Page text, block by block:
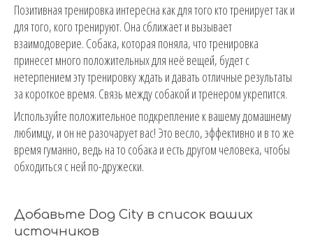
Позитивная тренировка интересна как для того кто тренирует так и
для того, кого тренируют. Она сближает и вызывает
взаимодоверие. Собака, которая поняла, что тренировка
принесет много положительных для неё вещей, будет с
нетерпением эту тренировку ждать и давать отличные результаты
за короткое время. Связь между собакой и тренером укрепится.
Используйте положительное подкрепление к вашему домашнему
любимцу, и он не разочарует вас! Это весло, эффективно и в то же
время гуманно, ведь на то собака и есть другом человека, чтобы
обходиться с ней по-дружески.
Добавьте Dog City в список ваших
источников